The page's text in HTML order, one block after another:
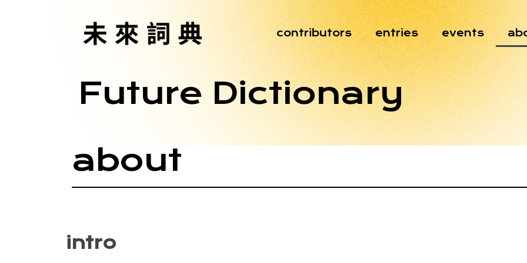
contributors entries events
Future Dictionary
about
intro